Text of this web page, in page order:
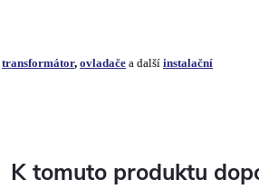
transformátor, ovladače a další instalační
K tomuto produktu